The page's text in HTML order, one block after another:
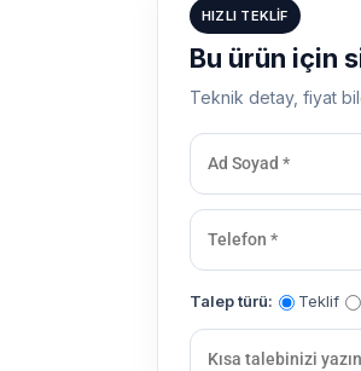
HIZLI TEKLIF
Bu ürün için
Teknik detay, fiyat
Talep türü: Teklif